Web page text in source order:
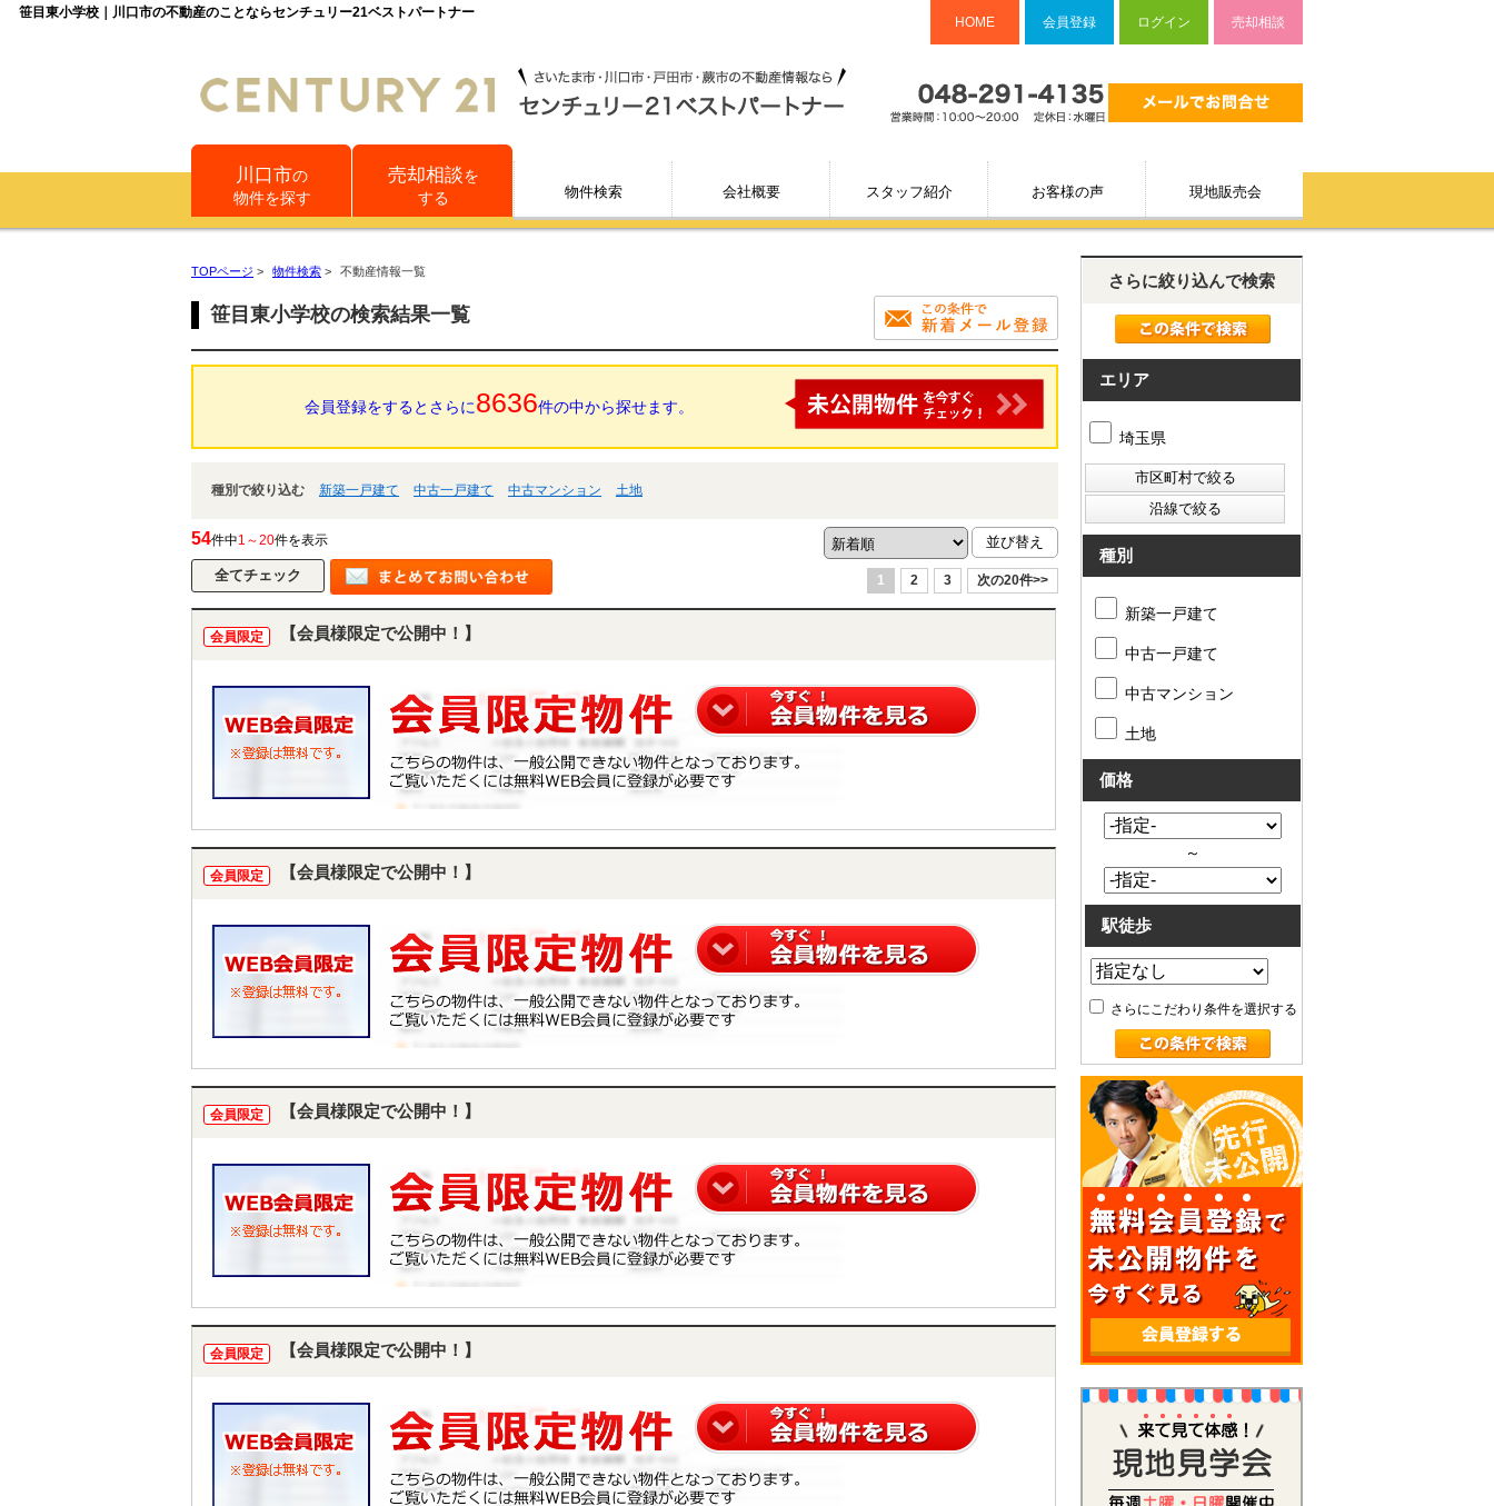
笹目東小学校｜川口市の不動産のことならセンチュリー21ベストパートナー
HOME 会員登録 ログイン 売却相談
川口市の
物件を探す
売却相談を
する
物件検索 会社概要 スタッフ紹介 お客様の声 現地販売会
TOPページ > 物件検索 > 不動産情報一覧
笹目東小学校の検索結果一覧
会員登録をするとさらに8636件の中から探せます。
種別で絞り込む 新築一戸建て 中古一戸建て 中古マンション 土地
54件中1～20件を表示
1 2 3 次の20件>>
会員限定 【会員様限定で公開中！】
会員限定 【会員様限定で公開中！】
会員限定 【会員様限定で公開中！】
会員限定 【会員様限定で公開中！】
さらに絞り込んで検索
エリア
埼玉県
種別
新築一戸建て
中古一戸建て
中古マンション
土地
価格
～
駅徒歩
さらにこだわり条件を選択する